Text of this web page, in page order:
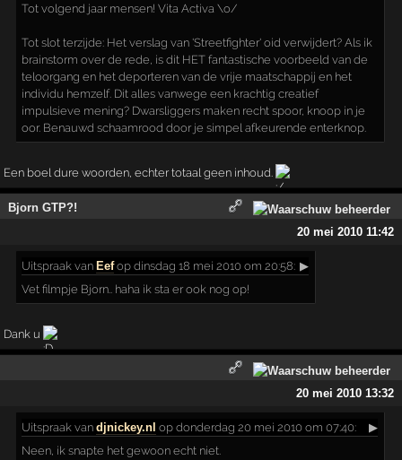
Tot volgend jaar mensen! Vita Activa \o/
Tot slot terzijde: Het verslag van 'Streetfighter' oid verwijdert? Als ik
brainstorm over de rede, is dit HET fantastische voorbeeld van de
teloorgang en het deporteren van de vrije maatschappij en het
individu hemzelf. Dit alles vanwege een krachtig creatief
impulsieve mening? Dwarsliggers maken recht spoor, knoop in je
oor. Benauwd schaamrood door je simpel afkeurende enterknop.
Een boel dure woorden, echter totaal geen inhoud.
Bjorn GTP?!
20 mei 2010 11:42
Uitspraak vanEefop dinsdag 18 mei 2010 om 20:58: ▶
Vet filmpje Bjorn.. haha ik sta er ook nog op!
Dank u
20 mei 2010 13:32
Uitspraak vandjnickey.nl op donderdag 20 mei 2010 om 07:40:
▶
Neen, ik snapte het gewoon echt niet.